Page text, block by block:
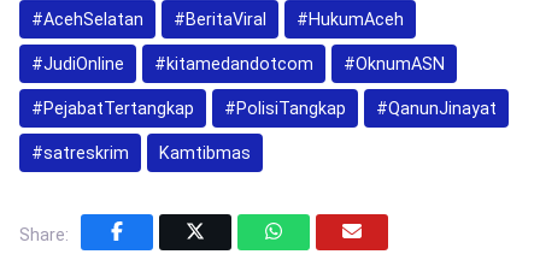
#AcehSelatan #BeritaViral #HukumAceh
#JudiOnline #kitamedandotcom #OknumASN
#PejabatTertangkap #PolisiTangkap #QanunJinayat
#satreskrim Kamtibmas
Share: